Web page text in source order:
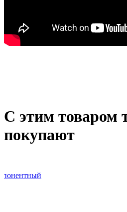
С этим товаром
покупают